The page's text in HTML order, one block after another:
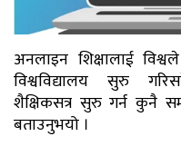
अनलाइन शिक्षालाई
विश्वविद्यालय सुरु
शैक्षिकसत्र सुरु गर्न कुनै
बताउनुभयो ।